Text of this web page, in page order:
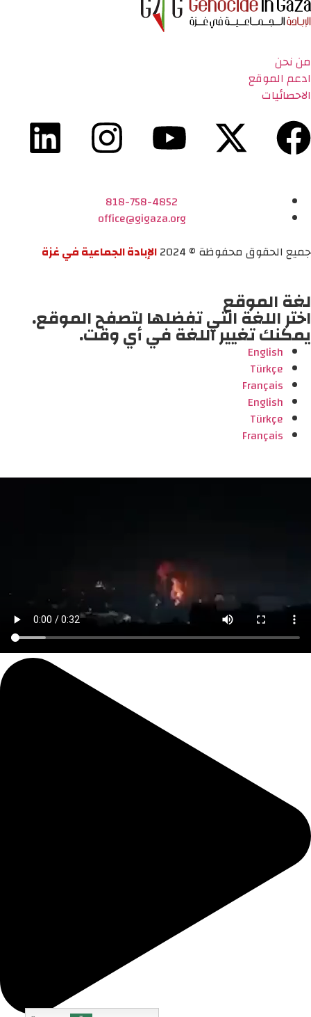
من نحن
ادعم الموقع
الاحصائيات
818-758-4852
office@gigaza.org
جميع الحقوق محفوظة © 2024
الإبادة الجماعية في غزة
لغة الموقع
اختر اللغة التي تفضلها لتصفح الموقع.
يمكنك تغيير اللغة في أي وقت.
English
Türkçe
Français
English
Türkçe
Français